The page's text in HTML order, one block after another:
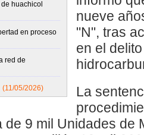
huachicol
en proceso
red de
(11/05/2026)
nueve
"N", tras
en el
La
de 9 mil Unidades de